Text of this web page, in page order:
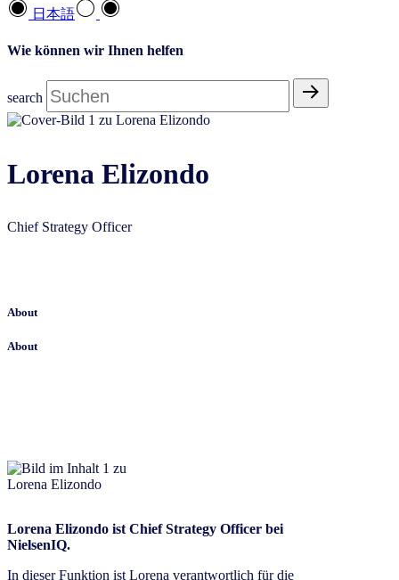
日本語
Wie können wir Ihnen helfen
search
Lorena Elizondo
Chief Strategy Officer
About
About
Lorena Elizondo ist Chief Strategy Officer bei
NielsenIQ.
In dieser Funktion ist Lorena verantwortlich für die